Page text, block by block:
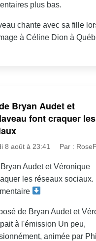
plus bas.
chante avec sa fille
à Céline Dion à
Bryan Audet et
font craquer les
8 août à 23:41 Par :
Audet et Véronique
les réseaux sociaux.
de Bryan Audet et
à l'émission Un peu,
animée par